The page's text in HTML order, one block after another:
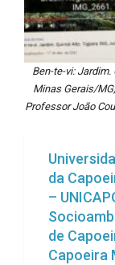
Ben-te-vi: Jardim.
Minas Gerais/
Professor João
da
–
de
Capoeira